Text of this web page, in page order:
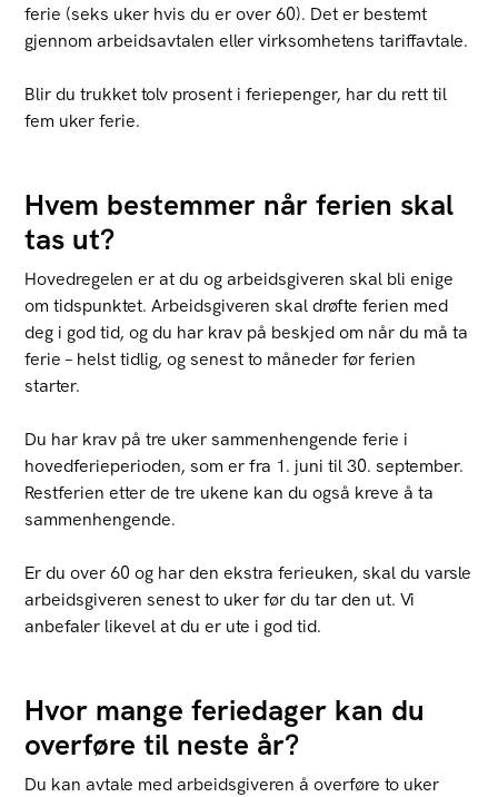
ferie (seks uker hvis du er over 60). Det er bestemt
gjennom arbeidsavtalen eller virksomhetens tariffavtale.
Blir du trukket tolv prosent i feriepenger, har du rett til
fem uker ferie.
Hvem bestemmer når ferien skal
tas ut?
Hovedregelen er at du og arbeidsgiveren skal bli enige
om tidspunktet. Arbeidsgiveren skal drøfte ferien med
deg i god tid, og du har krav på beskjed om når du må ta
ferie – helst tidlig, og senest to måneder før ferien
starter.
Du har krav på tre uker sammenhengende ferie i
hovedferieperioden, som er fra 1. juni til 30. september.
Restferien etter de tre ukene kan du også kreve å ta
sammenhengende.
Er du over 60 og har den ekstra ferieuken, skal du varsle
arbeidsgiveren senest to uker før du tar den ut. Vi
anbefaler likevel at du er ute i god tid.
Hvor mange feriedager kan du
overføre til neste år?
Du kan avtale med arbeidsgiveren å overføre to uker